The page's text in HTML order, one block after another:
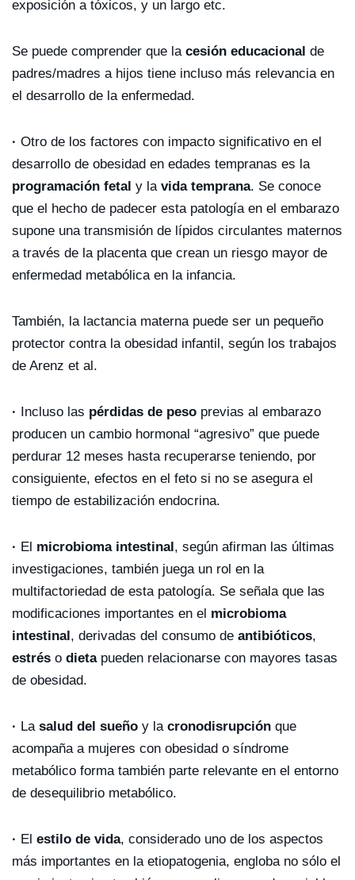
exposición a tóxicos, y un largo etc.
Se puede comprender que la cesión educacional de
padres/madres a hijos tiene incluso más relevancia en
el desarrollo de la enfermedad.
· Otro de los factores con impacto significativo en el
desarrollo de obesidad en edades tempranas es la
programación fetal y la vida temprana. Se conoce
que el hecho de padecer esta patología en el embarazo
supone una transmisión de lípidos circulantes maternos
a través de la placenta que crean un riesgo mayor de
enfermedad metabólica en la infancia.
También, la lactancia materna puede ser un pequeño
protector contra la obesidad infantil, según los trabajos
de Arenz et al.
· Incluso las pérdidas de peso previas al embarazo
producen un cambio hormonal “agresivo” que puede
perdurar 12 meses hasta recuperarse teniendo, por
consiguiente, efectos en el feto si no se asegura el
tiempo de estabilización endocrina.
· El microbioma intestinal, según afirman las últimas
investigaciones, también juega un rol en la
multifactoriedad de esta patología. Se señala que las
modificaciones importantes en el microbioma
intestinal, derivadas del consumo de antibióticos,
estrés o dietapueden relacionarse con mayores tasas
de obesidad.
· La salud del sueño y la cronodisrupción que
acompaña a mujeres con obesidad o síndrome
metabólico forma también parte relevante en el entorno
de desequilibrio metabólico.
· El estilo de vida, considerado uno de los aspectos
más importantes en la etiopatogenia, engloba no sólo el